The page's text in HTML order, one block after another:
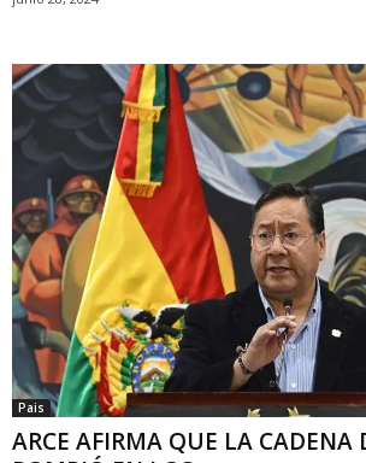
Pais
ARCE AFIRMA QUE LA CADENA